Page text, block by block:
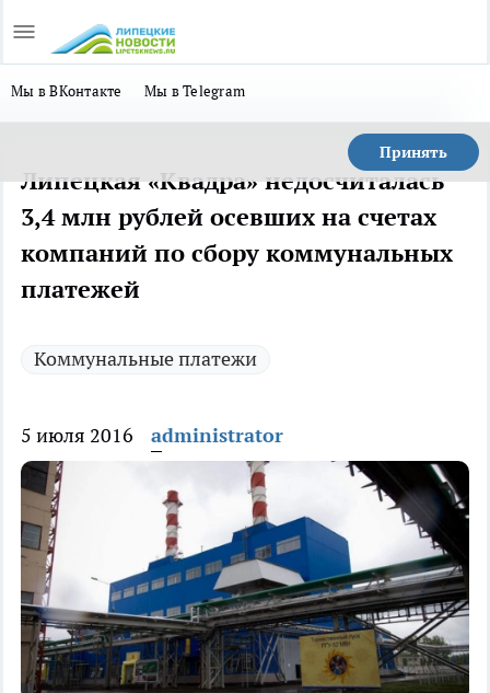
Мы в ВКонтакте Мы в Telegram
Принять
Липецкая «Квадра» недосчиталась
3,4 млн рублей осевших на счетах
компаний по сбору коммунальных
платежей
Коммунальные платежи
5 июля 2016 administrator